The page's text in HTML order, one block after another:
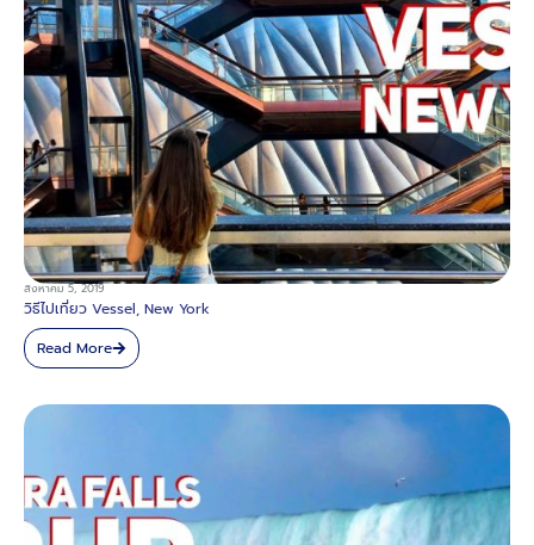
สิงหาคม 5, 2019
วิธีไปเที่ยว Vessel, New York
Read More